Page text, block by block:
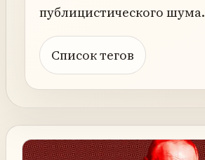
публицистического шума.
Список тегов